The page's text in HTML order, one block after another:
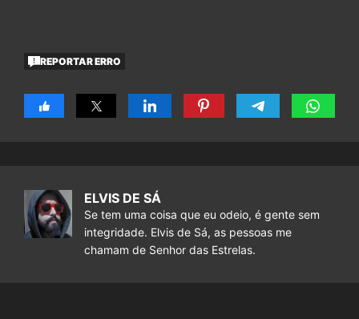
REPORTAR ERRO
ELVIS DE SÁ
Se tem uma coisa que eu odeio, é gente sem
integridade. Elvis de Sá, as pessoas me
chamam de Senhor das Estrelas.